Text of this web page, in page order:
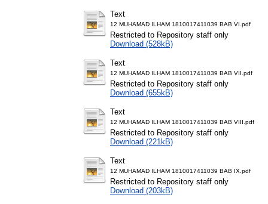
Text
12 MUHAMAD ILHAM 1810017411039 BAB VI.pdf
Restricted to Repository staff only
Download (528kB)
Text
12 MUHAMAD ILHAM 1810017411039 BAB VII.pdf
Restricted to Repository staff only
Download (655kB)
Text
12 MUHAMAD ILHAM 1810017411039 BAB VIII.pdf
Restricted to Repository staff only
Download (221kB)
Text
12 MUHAMAD ILHAM 1810017411039 BAB IX.pdf
Restricted to Repository staff only
Download (203kB)